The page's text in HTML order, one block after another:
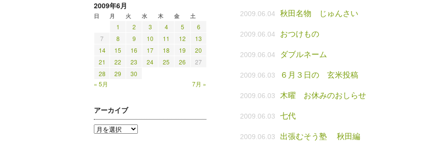
2009.06.04 秋田名物 じゅんさい
2009.06.04 おつけもの
2009.06.04 ダブルネーム
2009.06.03 ６月３日の 玄米投稿
2009.06.03 木曜 お休みのおしらせ
2009.06.03 七代
2009.06.03 出張むそう塾 秋田編
2009年6月
日 月 火 水 木 金 土
1 2 3 4 5
6
7
8 9 10 11 12
13
14
15 16 17 18 19
20
21
22 23 24 25 26
27
28
29
30
« 5月
7月 »
アーカイブ
ア